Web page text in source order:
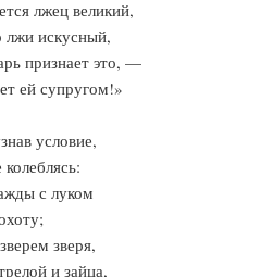
лжец великий,
лжи искусный,
признает это, —
ей супругом!»
условие,
с луком
зверя,
и зайца,